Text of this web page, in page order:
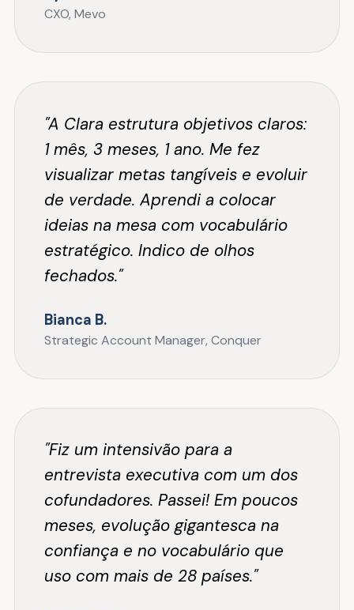
CXO, Mevo
"A Clara estrutura objetivos claros:
1 mês, 3 meses, 1 ano. Me fez
visualizar metas tangíveis e evoluir
de verdade. Aprendi a colocar
ideias na mesa com vocabulário
estratégico. Indico de olhos
fechados."
Bianca B.
Strategic Account Manager, Conquer
"Fiz um intensivão para a
entrevista executiva com um dos
cofundadores. Passei! Em poucos
meses, evolução gigantesca na
confiança e no vocabulário que
uso com mais de 28 países."